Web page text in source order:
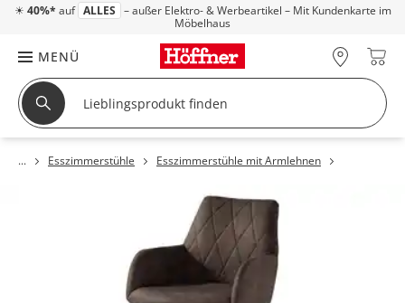
☀ 40%* auf ALLES – außer Elektro- & Werbeartikel – Mit Kundenkarte im
Möbelhaus
MENÜ
Esszimmerstühle Esszimmerstühle mit Armlehnen